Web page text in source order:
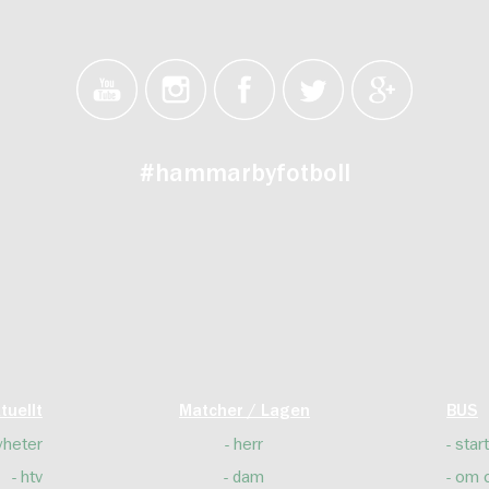
#hammarbyfotboll
htv
Matcher / Lagen
herr
dam
BUS
start
om